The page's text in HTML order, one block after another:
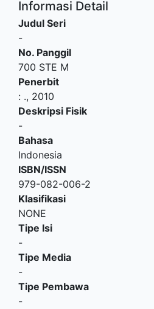
Informasi Detail
Judul Seri
-
No. Panggil
700 STE M
Penerbit
: ., 2010
Deskripsi Fisik
-
Bahasa
Indonesia
ISBN/ISSN
979-082-006-2
Klasifikasi
NONE
Tipe Isi
-
Tipe Media
-
Tipe Pembawa
-